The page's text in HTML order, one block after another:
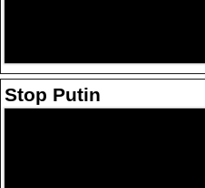
Stop Putin